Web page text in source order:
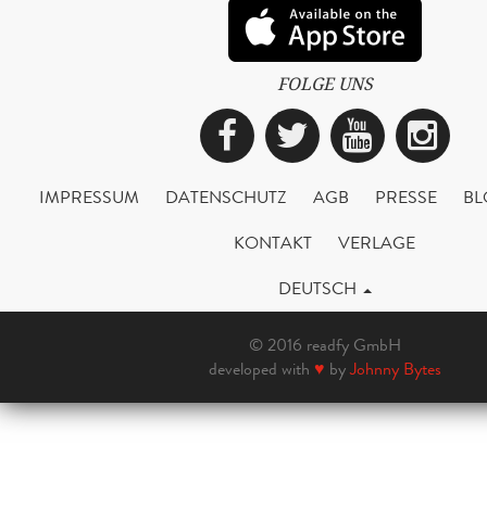
FOLGE UNS
Facebook
Twitter
IMPRESSUM DATENSCHUTZ AGB PRESSE
KONTAKT
VERLAGE
DEUTSCH
© 2016 readfy GmbH
developed with ♥ byJohnny Bytes